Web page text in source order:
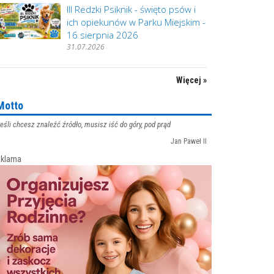
III Redzki Psiknik - święto psów i
ich opiekunów w Parku Miejskim -
16 sierpnia 2026
31.07.2026
Więcej »
chcesz znaleźć źródło, musisz iść do góry, pod prąd
Jan Paweł II